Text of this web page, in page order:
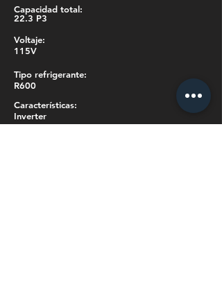
Capacidad total:
22.3 P3
Voltaje:
115V
Tipo refrigerante:
R600
Características:
Inverter